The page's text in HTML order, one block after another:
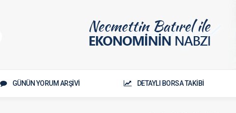
GÜNÜN YORUM ARŞİVİ DETAYLI BORSA TAKİBİ